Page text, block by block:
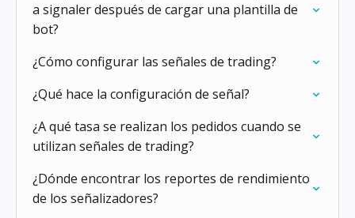
a signaler después de cargar una plantilla de
bot?
¿Cómo configurar las señales de trading?
¿Qué hace la configuración de señal?
¿A qué tasa se realizan los pedidos cuando se
utilizan señales de trading?
¿Dónde encontrar los reportes de rendimiento
de los señalizadores?